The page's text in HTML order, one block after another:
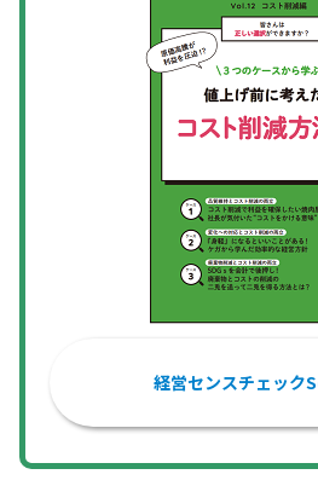
経営センスチェッ